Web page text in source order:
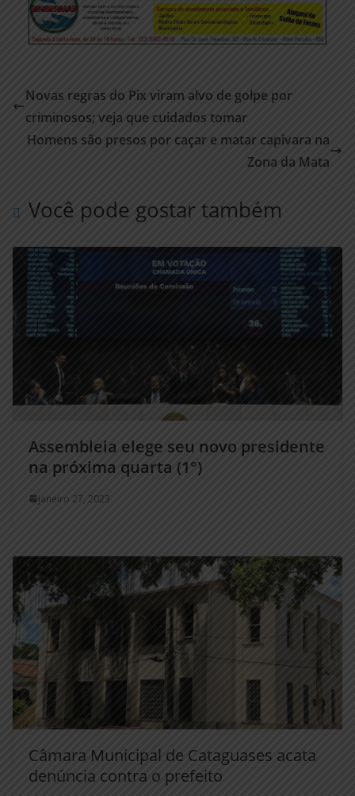
Novas regras do Pix viram alvo de golpe por
criminosos; veja que cuidados tomar
Homens são presos por caçar e matar capivara na
Zona da Mata
Você pode gostar também
Assembleia elege seu novo presidente
na próxima quarta (1°)
janeiro 27, 2023
Câmara Municipal de Cataguases acata
denúncia contra o prefeito